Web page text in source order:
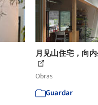
月见山住宅，向
Obras
Guardar